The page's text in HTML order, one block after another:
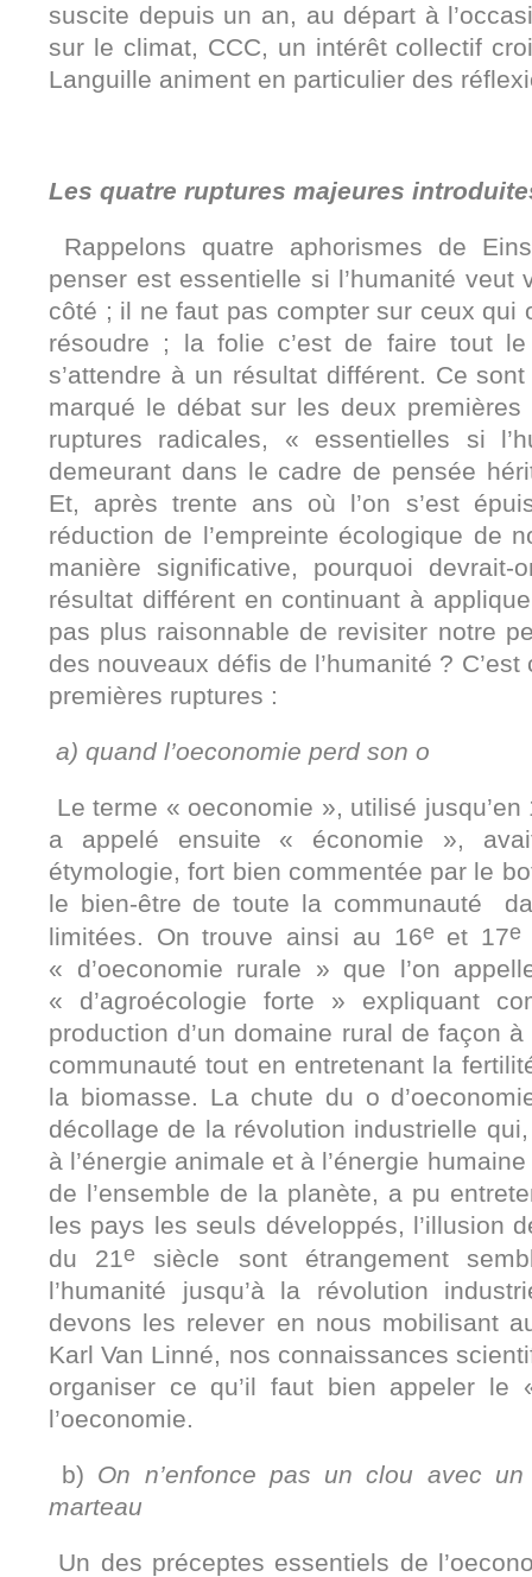
suscite depuis un an, au départ à
sur le climat, CCC, un intérêt collectif
Languille animent en particulier des
Les quatre ruptures majeures
Rappelons quatre aphorismes de
penser est essentielle si l’humanité veut
côté ; il ne faut pas compter sur ceux qui
résoudre ; la folie c’est de faire tout
s’attendre à un résultat différent. Ce
marqué le débat sur les deux
ruptures radicales, « essentielles si
demeurant dans le cadre de pensée
Et, après trente ans où l’on s’est
réduction de l’empreinte écologique de
manière significative, pourquoi devrait-
résultat différent en continuant à
pas plus raisonnable de revisiter notre
des nouveaux défis de l’humanité ?
premières ruptures :
a) quand l’oeconomie perd son o
Le terme « oeconomie », utilisé
a appelé ensuite « économie »,
étymologie, fort bien commentée par le
le bien-être de toute la communauté
limitées. On trouve ainsi au 16eet 17e
« d’oeconomie rurale » que l’on
« d’agroécologie forte » expliquant
production d’un domaine rural de façon
communauté tout en entretenant la
la biomasse. La chute du o
décollage de la révolution industrielle
à l’énergie animale et à l’énergie
de l’ensemble de la planète, a pu
les pays les seuls développés, l’illusion
du 21e siècle sont étrangement
l’humanité jusqu’à la révolution
devons les relever en nous mobilisant
Karl Van Linné, nos connaissances
organiser ce qu’il faut bien appeler
l’oeconomie.
b) On n’enfonce pas un clou avec
marteau
Un des préceptes essentiels de